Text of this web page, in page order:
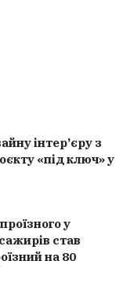
інтер’єру з
«під ключ» у
у
став
на 80